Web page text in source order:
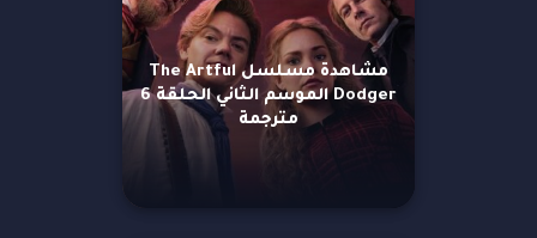
مشاهدة مسلسل The Artful
Dodger الموسم الثاني الحلقة 6
مترجمة